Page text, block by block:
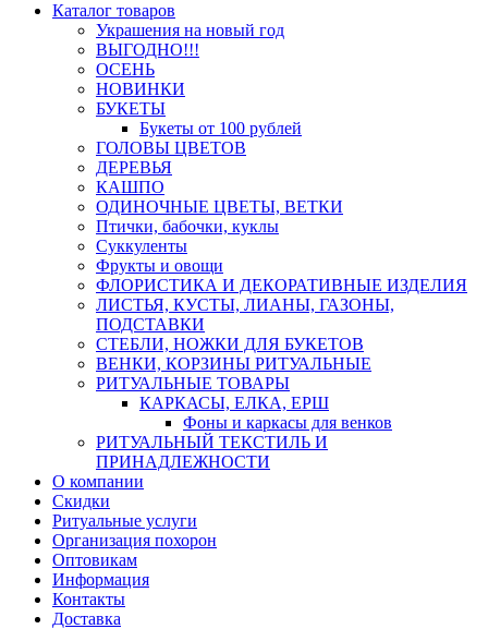
Каталог товаров
Украшения на новый год
ВЫГОДНО!!!
ОСЕНЬ
НОВИНКИ
БУКЕТЫ
Букеты от 100 рублей
ГОЛОВЫ ЦВЕТОВ
ДЕРЕВЬЯ
КАШПО
ОДИНОЧНЫЕ ЦВЕТЫ, ВЕТКИ
Птички, бабочки, куклы
Суккуленты
Фрукты и овощи
ФЛОРИСТИКА И ДЕКОРАТИВНЫЕ ИЗДЕЛИЯ
ЛИСТЬЯ, КУСТЫ, ЛИАНЫ, ГАЗОНЫ,
ПОДСТАВКИ
СТЕБЛИ, НОЖКИ ДЛЯ БУКЕТОВ
ВЕНКИ, КОРЗИНЫ РИТУАЛЬНЫЕ
РИТУАЛЬНЫЕ ТОВАРЫ
КАРКАСЫ, ЕЛКА, ЕРШ
Фоны и каркасы для венков
РИТУАЛЬНЫЙ ТЕКСТИЛЬ И
ПРИНАДЛЕЖНОСТИ
О компании
Скидки
Ритуальные услуги
Организация похорон
Оптовикам
Информация
Контакты
Доставка